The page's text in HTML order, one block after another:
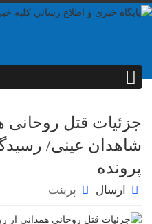
جزئیات قتل روحانی
شاهدان عینی/
پرونده
ارسال پرینت